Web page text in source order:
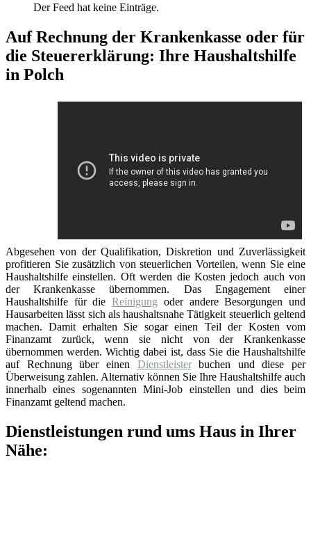
Der Feed hat keine Einträge.
Auf Rechnung der Krankenkasse oder für
die Steuererklärung: Ihre Haushaltshilfe
in Polch
Abgesehen von der Qualifikation, Diskretion und Zuverlässigkeit
profitieren Sie zusätzlich von steuerlichen Vorteilen, wenn Sie eine
Haushaltshilfe einstellen. Oft werden die Kosten jedoch auch von
der Krankenkasse übernommen. Das Engagement einer
Haushaltshilfe für dieReinigung oder andere Besorgungen und
Hausarbeiten lässt sich als haushaltsnahe Tätigkeit steuerlich geltend
machen. Damit erhalten Sie sogar einen Teil der Kosten vom
Finanzamt zurück, wenn sie nicht von der Krankenkasse
übernommen werden. Wichtig dabei ist, dass Sie die Haushaltshilfe
auf Rechnung über einen Dienstleisterbuchen und diese per
Überweisung zahlen. Alternativ können Sie Ihre Haushaltshilfe auch
innerhalb eines sogenannten Mini-Job einstellen und dies beim
Finanzamt geltend machen.
Dienstleistungen rund ums Haus in Ihrer
Nähe: